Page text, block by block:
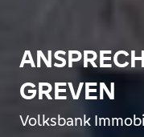
GREVEN
Volksbank